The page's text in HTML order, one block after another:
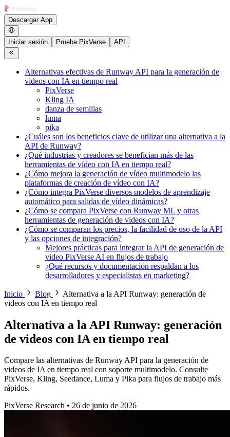
Descargar App
Iniciar sesión Prueba PixVerse API
Alternativas efectivas de Runway API para la generación de
videos con IA en tiempo real
PixVerse
Kling IA
danza de semillas
luma
pika
¿Cuáles son los beneficios clave de utilizar una alternativa a la
API de Runway?
¿Qué industrias y creadores se benefician más de las
herramientas de vídeo con IA en tiempo real?
¿Cómo mejora la generación de vídeo multimodelo las
plataformas de creación de vídeo con IA?
¿Cómo integra PixVerse diversos modelos de aprendizaje
automático para salidas de vídeo dinámicas?
¿Cómo se compara PixVerse con Runway ML y otras
herramientas de generación de videos con IA?
¿Cómo se comparan los precios, la facilidad de uso de la API
y las opciones de integración?
Mejores prácticas para integrar la API de generación de
video PixVerse AI en flujos de trabajo
¿Qué recursos y documentación respaldan a los
desarrolladores y especialistas en marketing?
Inicio Blog
Alternativa a la API Runway: generación de
videos con IA en tiempo real
Alternativa a la API Runway: generación
de videos con IA en tiempo real
Compare las alternativas de Runway API para la generación de
videos de IA en tiempo real con soporte multimodelo. Consulte
PixVerse, Kling, Seedance, Luma y Pika para flujos de trabajo más
rápidos.
PixVerse Research • 26 de junio de 2026